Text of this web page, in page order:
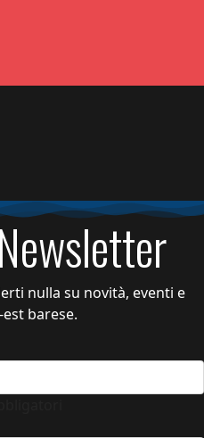
nulla su novità, eventi e
barese.